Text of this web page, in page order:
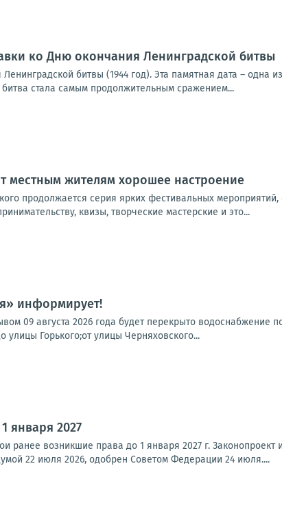
ко Дню окончания Ленинградской битвы
битвы (1944 год). Эта памятная дата – одна
стала самым продолжительным сражением...
местным жителям хорошее настроение
продолжается серия ярких фестивальных мероприятий,
квизы, творческие мастерские и это...
информирует!
09 августа 2026 года будет перекрыто водоснабжение
улицы Горького;от улицы Черняховского...
января 2027
ранее возникшие права до 1 января 2027 г. Законопроект
22 июля 2026, одобрен Советом Федерации 24 июля....